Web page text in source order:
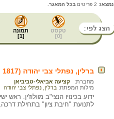
נמצאו: בכל המאגר.
טקסט
[
0
]
תמונה
[
1
]
ברלין, נפתלי צבי יהודה (1817 - 1893)
מחברת:
קציעה אביאלי-טביביאן
מילות המפתח: ברלין, נפתלי צבי יהודה
ידוע בכינויו הנצי"ב מוולוז'ין.
לתנועת "חיבת ציון" בתחילת